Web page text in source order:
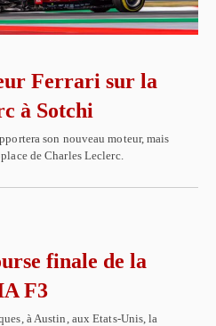
Ferrari sur la
à Sotchi
son nouveau moteur, mais
de Charles Leclerc.
finale de la
F3
à Austin, aux Etats-Unis, la